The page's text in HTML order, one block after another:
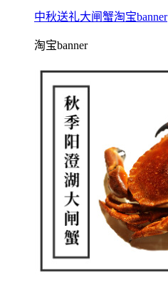
中秋送礼大闸蟹淘宝banner
淘宝banner